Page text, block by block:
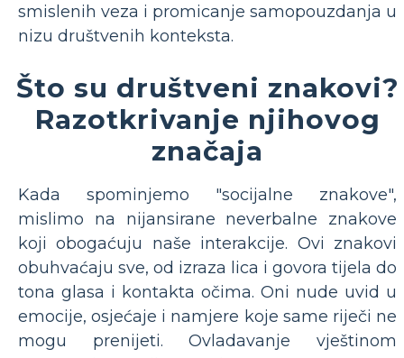
smislenih veza i promicanje samopouzdanja u
nizu društvenih konteksta.
Što su društveni znakovi?
Razotkrivanje njihovog
značaja
Kada spominjemo "socijalne znakove",
mislimo na nijansirane neverbalne znakove
koji obogaćuju naše interakcije. Ovi znakovi
obuhvaćaju sve, od izraza lica i govora tijela do
tona glasa i kontakta očima. Oni nude uvid u
emocije, osjećaje i namjere koje same riječi ne
mogu prenijeti. Ovladavanje vještinom